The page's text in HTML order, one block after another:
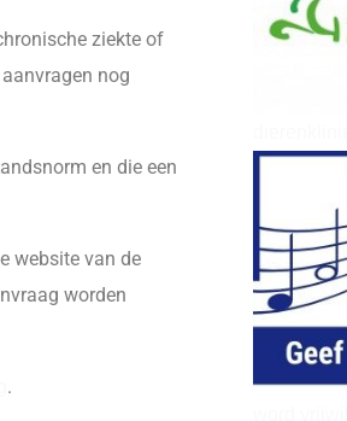
ziekte of
nog
en die een
website van de
worden
.